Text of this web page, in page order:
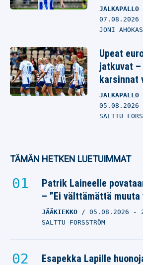
JALKAPALLO
07.08.2026
JONI AHOKAS
Upeat
jatkuvat –
karsinnat
JALKAPALLO
05.08.2026
SALTTU
TÄMÄN HETKEN LUETUIMMAT
Patrik Laineelle
– ”Ei välttämättä muuta
JÄÄKIEKKO 05.08.2026 -
SALTTU FORSSTRÖM
Esapekka Lapille